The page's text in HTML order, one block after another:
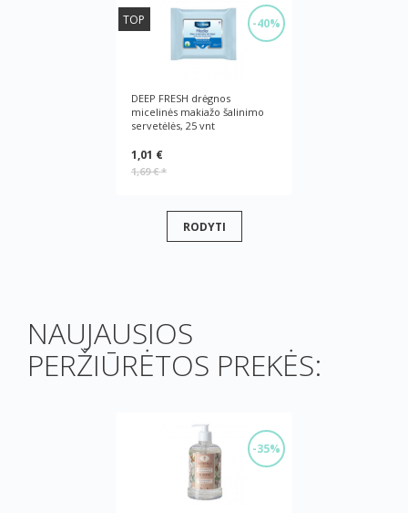
-40%
TOP
DEEP FRESH drėgnos
micelinės makiažo šalinimo
servetėlės, 25 vnt
1,01 €
1,69 €*
RODYTI
NAUJAUSIOS
PERŽIŪRĖTOS PREKĖS:
-35%